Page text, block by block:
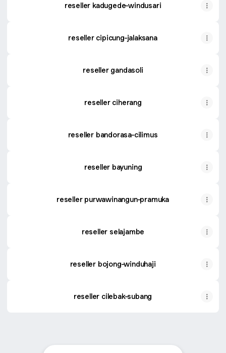
reseller kadugede-windusari
reseller cipicung-jalaksana
reseller gandasoli
reseller ciherang
reseller bandorasa-cilimus
reseller bayuning
reseller purwawinangun-pramuka
reseller selajambe
reseller bojong-winduhaji
reseller cilebak-subang